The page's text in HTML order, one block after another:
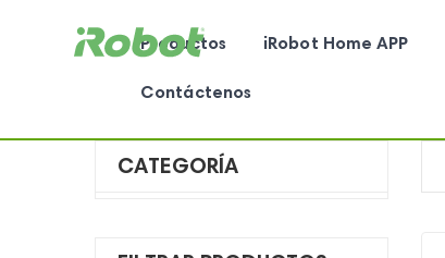
Productos iRobot Home APP
Contáctenos
CATEGORÍA